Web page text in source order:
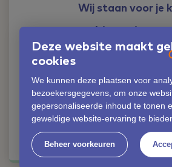
Deze website maakt
cookies
We kunnen deze plaatsen voor
bezoekersgegevens, om onze
gepersonaliseerde inhoud te tonen
geweldige website-ervaring te
Beheer voorkeuren
Wij staan voor je
Liever
persoonlijk
Geen
Lisette
06-42353559
Kom in contact